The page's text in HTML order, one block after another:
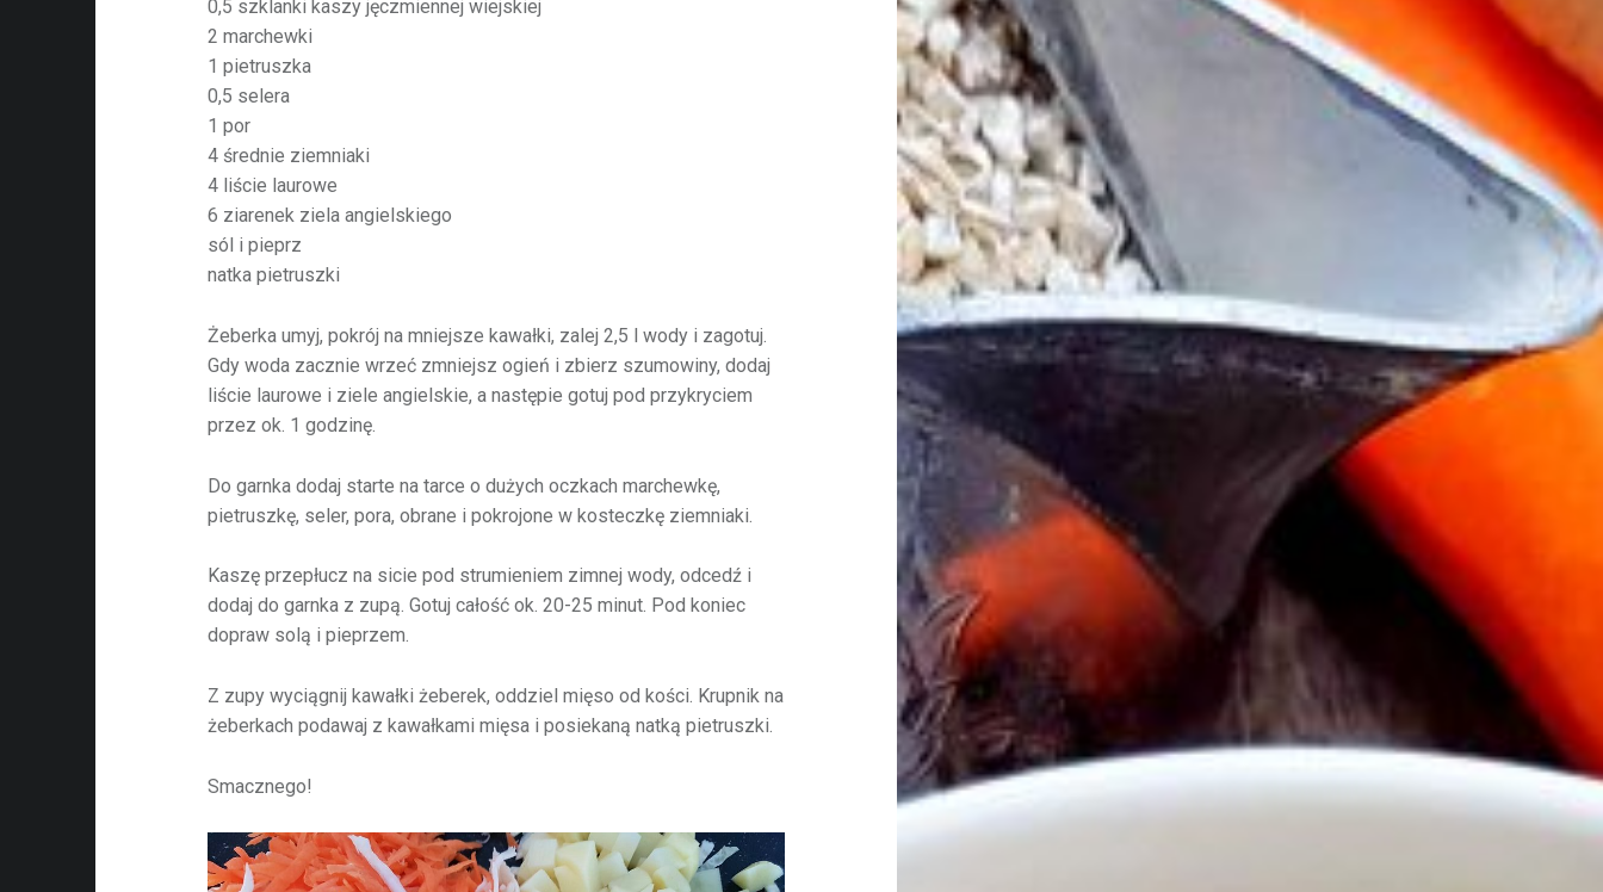
0,5 szklanki kaszy jęczmiennej wiejskiej
2 marchewki
1 pietruszka
0,5 selera
1 por
4 średnie ziemniaki
4 liście laurowe
6 ziarenek ziela angielskiego
sól i pieprz
natka pietruszki
Żeberka umyj, pokrój na mniejsze kawałki, zalej 2,5 l wody i zagotuj.
Gdy woda zacznie wrzeć zmniejsz ogień i zbierz szumowiny, dodaj
liście laurowe i ziele angielskie, a następie gotuj pod przykryciem
przez ok. 1 godzinę.
Do garnka dodaj starte na tarce o dużych oczkach marchewkę,
pietruszkę, seler, pora, obrane i pokrojone w kosteczkę ziemniaki.
Kaszę przepłucz na sicie pod strumieniem zimnej wody, odcedź i
dodaj do garnka z zupą. Gotuj całość ok. 20-25 minut. Pod koniec
dopraw solą i pieprzem.
Z zupy wyciągnij kawałki żeberek, oddziel mięso od kości. Krupnik na
żeberkach podawaj z kawałkami mięsa i posiekaną natką pietruszki.
Smacznego!